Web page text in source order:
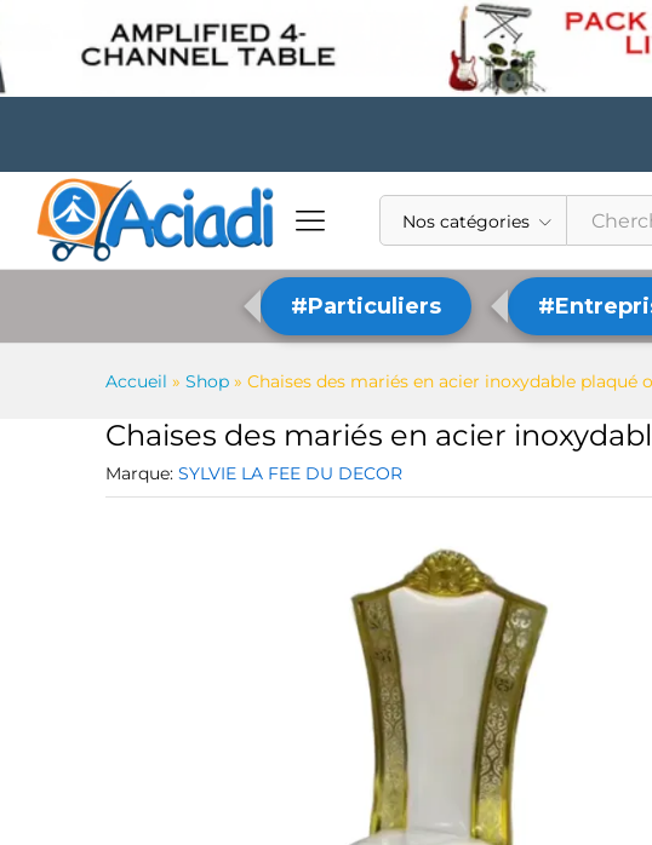
Nos catégories
#Particuliers
Accueil » Shop » Chaises des mariés en acier inoxydable plaqué
Chaises des mariés en acier
Marque: SYLVIE LA FEE DU DECOR